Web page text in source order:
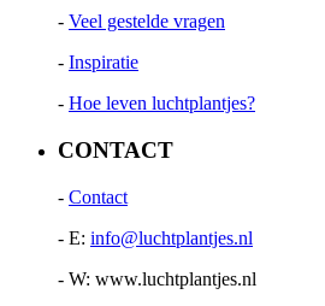
- Veel gestelde vragen
- Inspiratie
- Hoe leven luchtplantjes?
CONTACT
- Contact
- E: info@luchtplantjes.nl
- W: www.luchtplantjes.nl